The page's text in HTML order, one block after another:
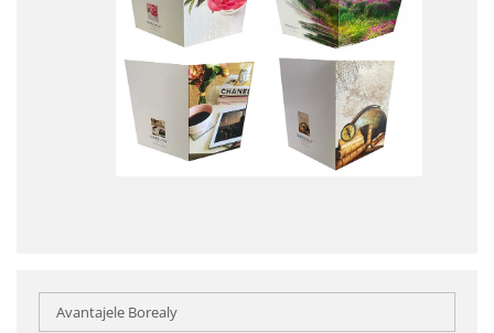
Avantajele Borealy